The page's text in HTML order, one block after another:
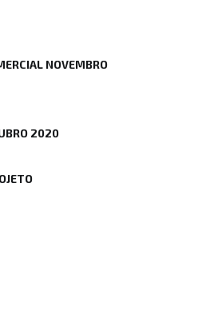
NOVEMBRO
2020